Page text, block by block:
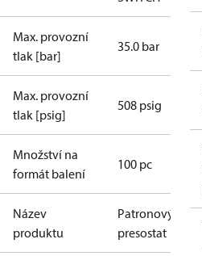
Max. provozní
tlak [bar]
35.0 bar
Max. provozní
tlak [psig]
508 psig
Množství na
formát balení
100 pc
Název
produktu
Patronový
presostat